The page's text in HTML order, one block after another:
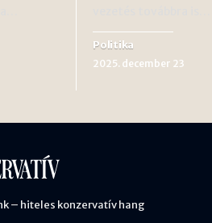
Politika
2025. december 23
– hiteles konzervatív hang